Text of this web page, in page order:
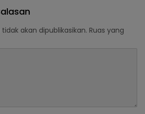
akan dipublikasikan. Ruas yang